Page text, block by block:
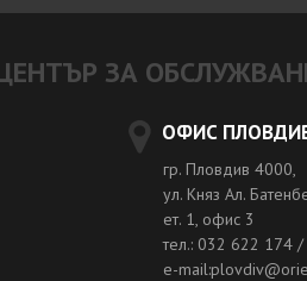
ЗА
ОФИС
гр. Пловдив 4000,
ул. Княз Ал.
ет. 1, офис 3
тел.: 032 622 174
e-